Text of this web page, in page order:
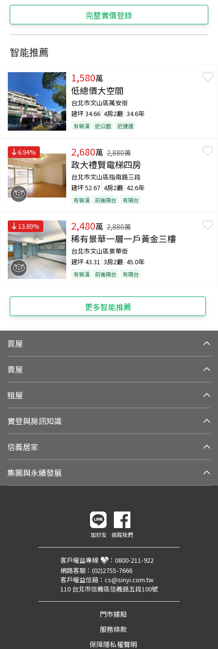
完整實價登錄
智能推薦
1,580萬
低總價大空間
台北市文山區萬安街
建坪34.66 4房2廳 34.6年
有裝潢 近公園 近捷運
6.94% 2,680萬 2,880萬
政大禮賢電梯四房
台北市文山區指南路三段
建坪52.67 4房2廳 42.6年
有裝潢 前後陽台 有陽台
13.89% 2,480萬 2,880萬
稀有景華一層一戶黃金三樓
台北市文山區景華街
建坪43.31 3房2廳 45.0年
有裝潢 前後陽台 有陽台
更多智能推薦
買屋
賣屋
租屋
實登與房訊知識
信義居家
集團與永續發展
加好友 追蹤我們
客戶權益專線 ： 0800-211-922
網路客服： (02)2755-7666
客戶權益信箱： cs@sinyi.com.tw
110 台北市信義區信義路五段100號
門市據點
服務條款
保障隱私權聲明